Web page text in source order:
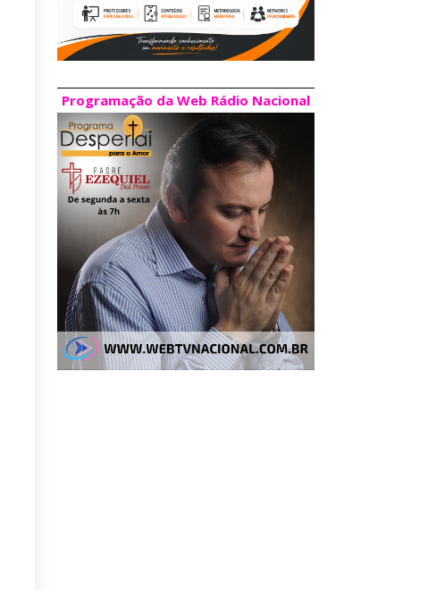
Programação da Web Rádio Nacional